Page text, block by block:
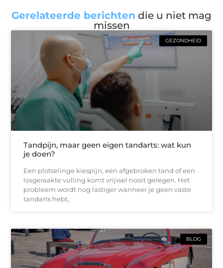
Gerelateerde berichten die u niet mag
missen
GEZONDHEID
Tandpijn, maar geen eigen tandarts: wat kun
je doen?
Een plotselinge kiespijn, een afgebroken tand of een
losgeraakte vulling komt vrijwel nooit gelegen. Het
probleem wordt nog lastiger wanneer je geen vaste
tandarts hebt,
BLOG